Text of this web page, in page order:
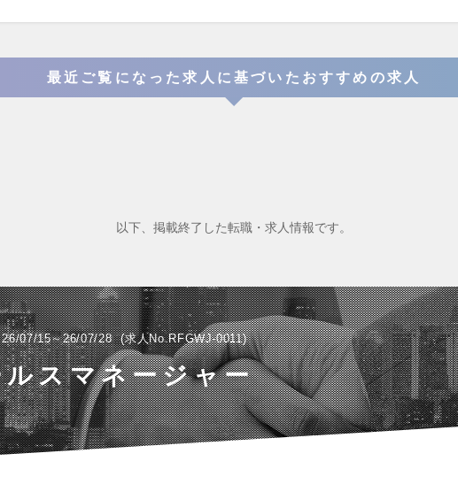
最近ご覧になった求人に基づいたおすすめの求人
以下、掲載終了した転職・求人情報です。
26/07/15～26/07/28 求人No.RFGWJ-0011
ルスマネージャー